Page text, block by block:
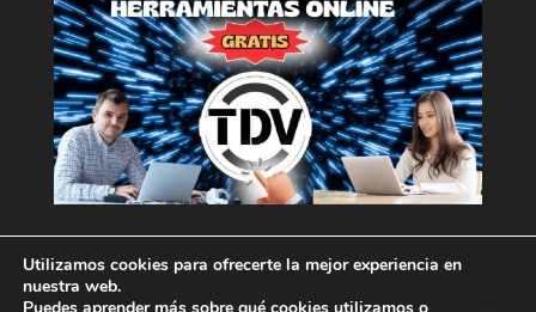
Utilizamos cookies para ofrecerte la mejor experiencia en
nuestra web.